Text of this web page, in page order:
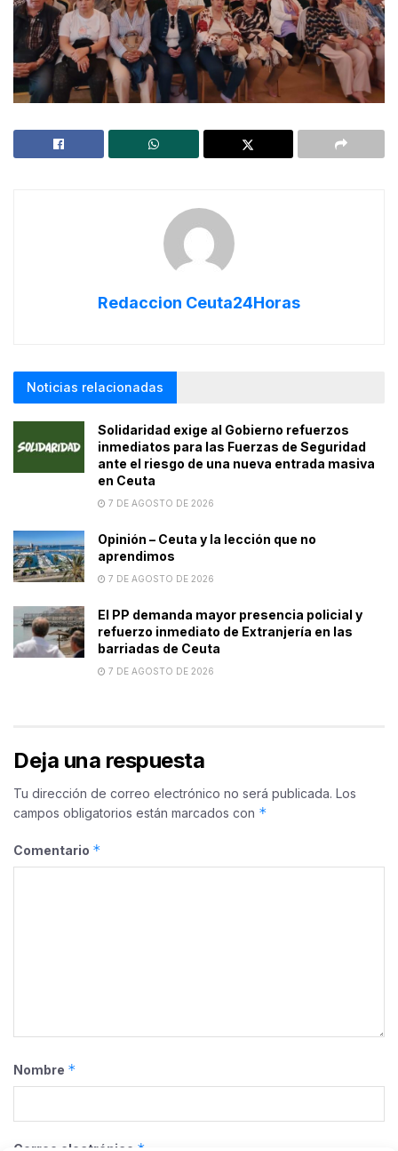
Redaccion Ceuta24Horas
Noticias relacionadas
Solidaridad exige al Gobierno refuerzos
inmediatos para las Fuerzas de Seguridad
ante el riesgo de una nueva entrada masiva
en Ceuta
7 DE AGOSTO DE 2026
Opinión – Ceuta y la lección que no
aprendimos
7 DE AGOSTO DE 2026
El PP demanda mayor presencia policial y
refuerzo inmediato de Extranjería en las
barriadas de Ceuta
7 DE AGOSTO DE 2026
Deja una respuesta
Tu dirección de correo electrónico no será publicada. Los
campos obligatorios están marcados con *
Comentario *
Nombre *